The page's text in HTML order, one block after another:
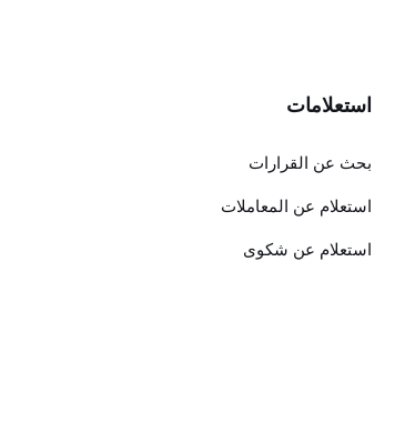
استعلامات
بحث عن القرارات
استعلام عن المعاملات
استعلام عن شكوى